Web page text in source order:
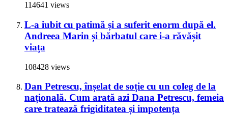
114641 views
L-a iubit cu patimă și a suferit enorm după el.
Andreea Marin și bărbatul care i-a răvășit
viața
108428 views
Dan Petrescu, înșelat de soție cu un coleg de la
națională. Cum arată azi Dana Petrescu, femeia
care tratează frigiditatea și impotența